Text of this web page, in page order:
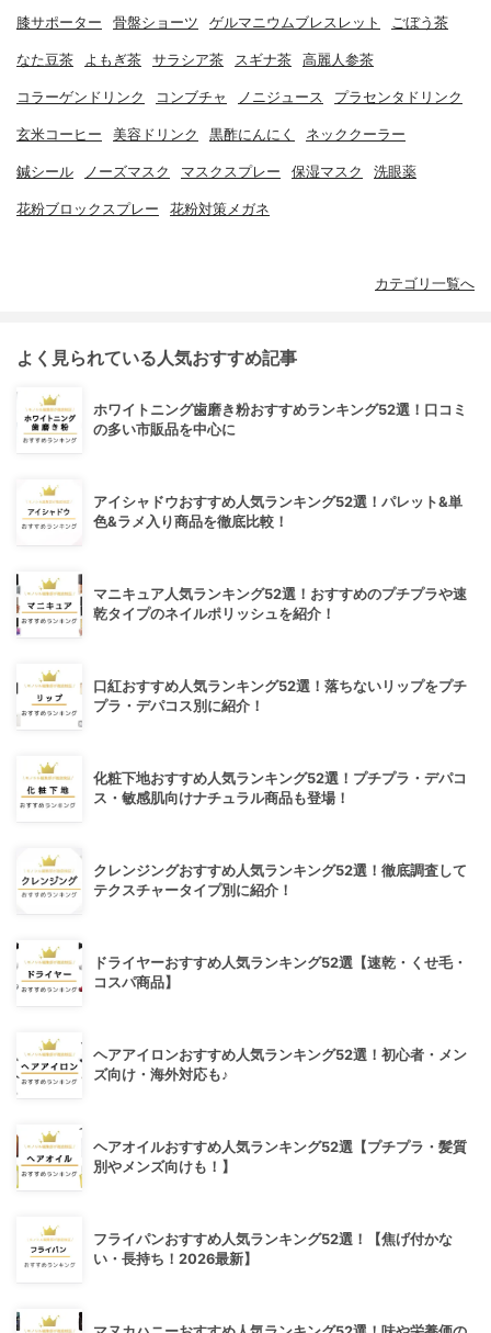
膝サポーター 骨盤ショーツ ゲルマニウムブレスレット ごぼう茶
なた豆茶 よもぎ茶 サラシア茶 スギナ茶 高麗人参茶
コラーゲンドリンク コンブチャ ノニジュース プラセンタドリンク
玄米コーヒー 美容ドリンク 黒酢にんにく ネッククーラー
鍼シール ノーズマスク マスクスプレー 保湿マスク 洗眼薬
花粉ブロックスプレー 花粉対策メガネ
カテゴリ一覧へ
よく見られている人気おすすめ記事
ホワイトニング歯磨き粉おすすめランキング52選！口コミ
の多い市販品を中心に
アイシャドウおすすめ人気ランキング52選！パレット&単
色&ラメ入り商品を徹底比較！
マニキュア人気ランキング52選！おすすめのプチプラや速
乾タイプのネイルポリッシュを紹介！
口紅おすすめ人気ランキング52選！落ちないリップをプチ
プラ・デパコス別に紹介！
化粧下地おすすめ人気ランキング52選！プチプラ・デパコ
ス・敏感肌向けナチュラル商品も登場！
クレンジングおすすめ人気ランキング52選！徹底調査して
テクスチャータイプ別に紹介！
ドライヤーおすすめ人気ランキング52選【速乾・くせ毛・
コスパ商品】
ヘアアイロンおすすめ人気ランキング52選！初心者・メン
ズ向け・海外対応も♪
ヘアオイルおすすめ人気ランキング52選【プチプラ・髪質
別やメンズ向けも！】
フライパンおすすめ人気ランキング52選！【焦げ付かな
い・長持ち！2026最新】